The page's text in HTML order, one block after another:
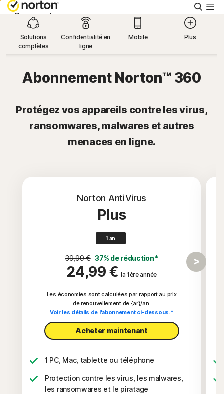
Personnel
Small Business
Ressources
Support
Essayer gratuitement
Solutions
complètes
Confidentialité en
ligne
Mobile Plus
Abonnement Norton™ 360
Protégez vos appareils contre les virus,
ransomwares, malwares et autres
menaces en ligne.
Norton AntiVirus
Plus
1 an
39,99 € 37% de réduction*
24,99 € la 1ère année
Les économies sont calculées par rapport au prix
de renouvellement de {ar}/an.
Voir les détails de l'abonnement ci-dessous.*
Acheter maintenant​
1 PC, Mac, tablette ou téléphone
Protection contre les virus, les malwares,
les ransomwares et le piratage